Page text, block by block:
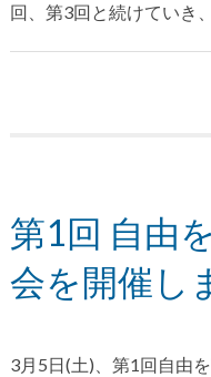
回、第3回と続けていき
第1回 自由
会を開催し
3月5日(土)、第1回自由